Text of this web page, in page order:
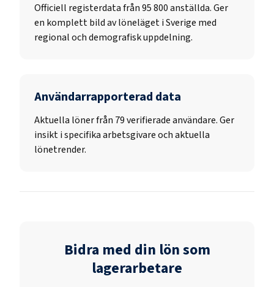
Officiell registerdata från95 800anställda. Ger
en komplett bild av löneläget i Sverige med
regional och demografisk uppdelning.
Användarrapporterad data
Aktuella löner från 79 verifierade användare. Ger
insikt i specifika arbetsgivare och aktuella
lönetrender.
Bidra med din lön som
lagerarbetare